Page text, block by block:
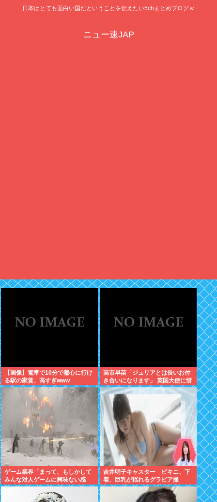
日本はとても面白い国だということを伝えたい5chまとめブログｗ
ニュー速JAP
【画像】電車で10分で都心に行け
る駅の家賃、高すぎwww
高市早苗「ジュリアとは長いお付
き合いになります」 英国大使に惜
別のメッセージ
ゲーム業界「まって、もしかして
みんな対人ゲームに興味ない感
じ…？」
吉井明子キャスター ビキニ、下
着、巨乳が揺れるグラビア撮
影！！【GIF動画あり】